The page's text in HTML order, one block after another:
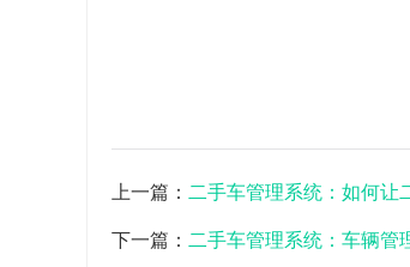
上一篇： 二手车管理系统：如何让
下一篇： 二手车管理系统：车辆管